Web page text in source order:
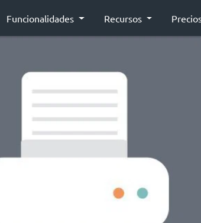
Funcionalidades Recursos